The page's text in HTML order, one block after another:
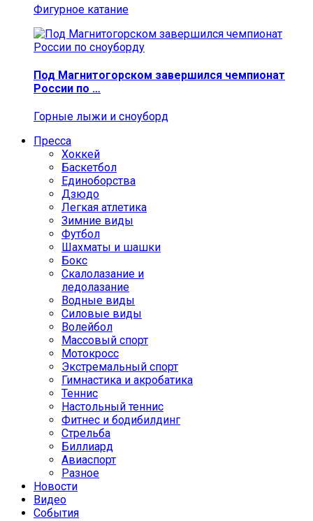
Фигурное катание
Под Магнитогорском завершился чемпионат
России по …
Горные лыжи и сноуборд
Пресса
Хоккей
Баскетбол
Единоборства
Дзюдо
Легкая атлетика
Зимние виды
Футбол
Шахматы и шашки
Бокс
Скалолазание и
ледолазание
Водные виды
Силовые виды
Волейбол
Массовый спорт
Мотокросс
Экстремальный спорт
Гимнастика и акробатика
Теннис
Настольный теннис
Фитнес и бодибилдинг
Стрельба
Биллиард
Авиаспорт
Разное
Новости
Видео
События